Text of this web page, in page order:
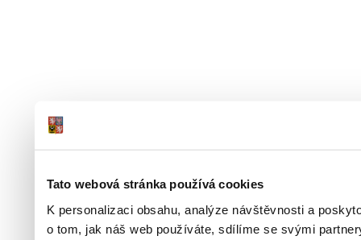
Tato webová stránka používá cookies
K personalizaci obsahu, analýze návštěvnosti a
o tom, jak náš web používáte, sdílíme se svými